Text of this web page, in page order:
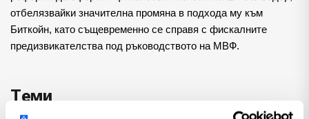
отбелязвайки значителна промяна в подхода му към
Биткойн, като същевременно се справя с фискалните
предизвикателства под ръководството на МВФ.
Теми